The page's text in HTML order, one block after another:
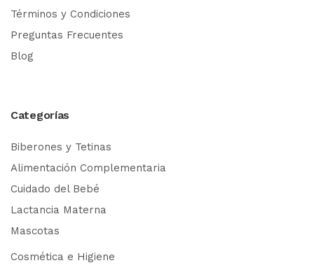
Términos y Condiciones
Preguntas Frecuentes
Blog
Categorías
Biberones y Tetinas
Alimentación Complementaria
Cuidado del Bebé
Lactancia Materna
Mascotas
Cosmética e Higiene